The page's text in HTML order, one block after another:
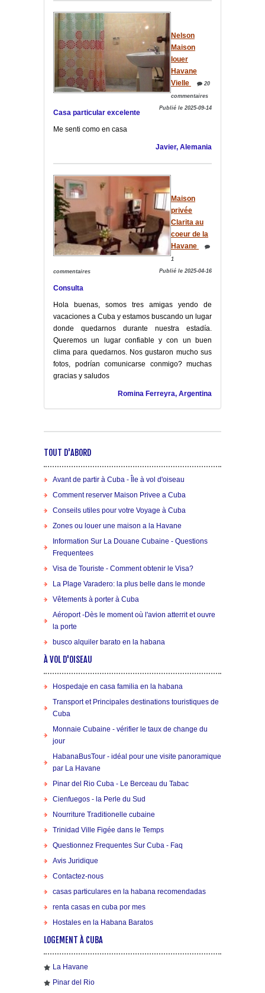
Nelson
Maison
louer
Havane
Vielle
20
commentaires
Publié le 2025-09-14
Casa particular excelente
Me senti como en casa
Javier, Alemania
Maison
privée
Clarita au
coeur de la
Havane
1
commentaires Publié le 2025-04-16
Consulta
Hola buenas, somos tres amigas yendo de
vacaciones a Cuba y estamos buscando un lugar
donde quedarnos durante nuestra estadía.
Queremos un lugar confiable y con un buen
clima para quedarnos. Nos gustaron mucho sus
fotos, podrían comunicarse conmigo? muchas
gracias y saludos
Romina Ferreyra, Argentina
TOUT D'ABORD
Avant de partir à Cuba - Île à vol d'oiseau
Comment reserver Maison Privee a Cuba
Conseils utiles pour votre Voyage à Cuba
Zones ou louer une maison a la Havane
Information Sur La Douane Cubaine - Questions
Frequentees
Visa de Touriste - Comment obtenir le Visa?
La Plage Varadero: la plus belle dans le monde
Vêtements à porter à Cuba
Aéroport -Dès le moment où l'avion atterrit et ouvre
la porte
busco alquiler barato en la habana
À VOL D'OISEAU
Hospedaje en casa familia en la habana
Transport et Principales destinations touristiques de
Cuba
Monnaie Cubaine - vérifier le taux de change du
jour
HabanaBusTour - idéal pour une visite panoramique
par La Havane
Pinar del Rio Cuba - Le Berceau du Tabac
Cienfuegos - la Perle du Sud
Nourriture Traditionelle cubaine
Trinidad Ville Figée dans le Temps
Questionnez Frequentes Sur Cuba - Faq
Avis Juridique
Contactez-nous
casas particulares en la habana recomendadas
renta casas en cuba por mes
Hostales en la Habana Baratos
LOGEMENT À CUBA
La Havane
Pinar del Rio